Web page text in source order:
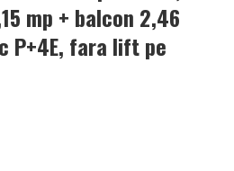
mp + balcon 2,46
P+4E, fara lift pe